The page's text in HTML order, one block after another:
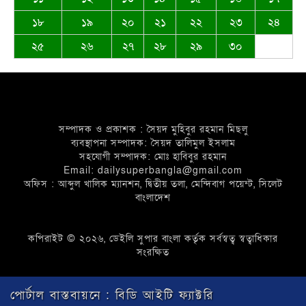
ও দেশের বাইরে অবস্থানরত সকলকে ঈদের
শুভেচ্ছা জানিয়েছেন খন্দকার আব্দুর রকিব
১৮
১৯ ২০ ২১ ২২ ২৩
২৪
২৫
২৬ ২৭ ২৮ ২৯ ৩০
সম্পাদক ও প্রকাশক : সৈয়দ মুহিবুর রহমান মিছলু
ব্যবস্থাপনা সম্পাদক: সৈয়দ তালিমুল ইসলাম
সহযোগী সম্পাদক: মোঃ হাবিবুর রহমান
Email: dailysuperbangla@gmail.com
অফিস : আব্দুল খালিক ম্যানশন, দ্বিতীয় তলা, মেন্দিবাগ পয়েন্ট, সিলেট
বাংলাদেশ
কপিরাইট © ২০২৬, ডেইলি সুপার বাংলা কর্তৃক সর্বস্বত্ব স্বত্বাধিকার
সংরক্ষিত
পোর্টাল বাস্তবায়নে : বিডি আইটি ফ্যাক্টরি